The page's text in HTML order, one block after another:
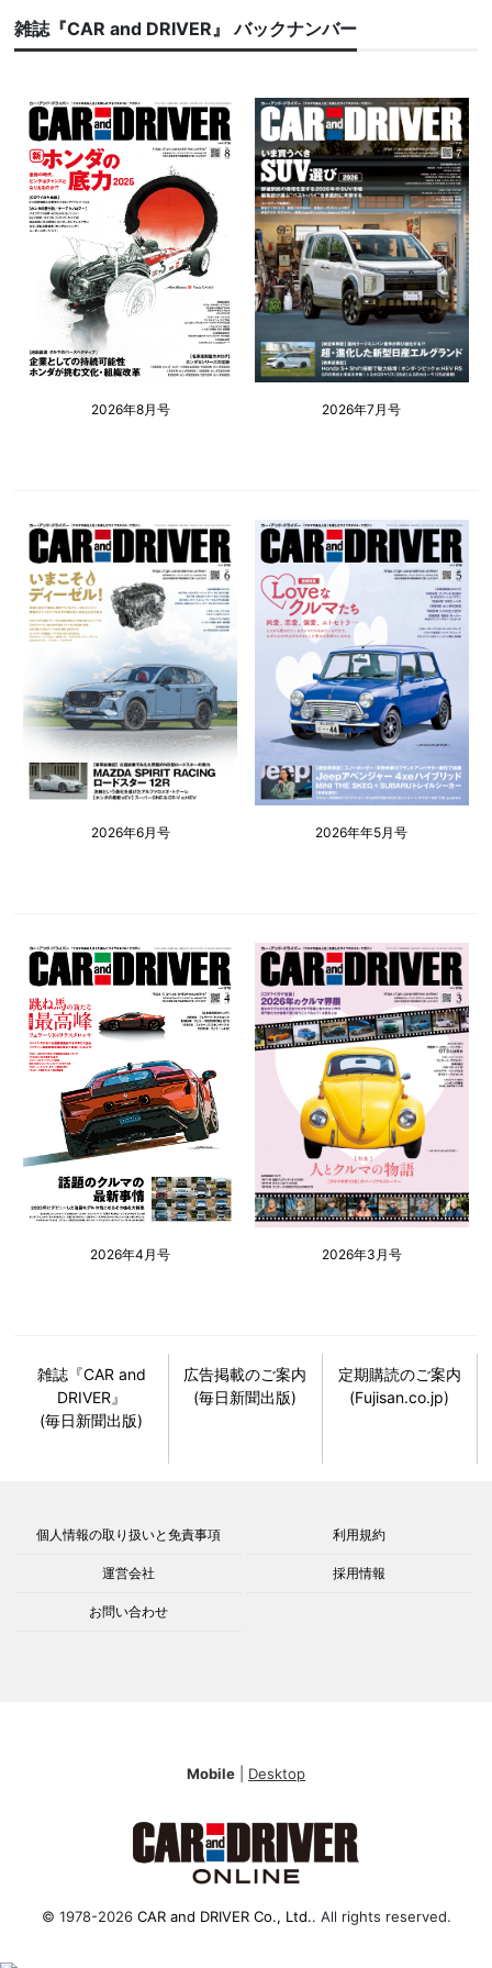
雑誌『CAR and DRIVER』 バックナンバー
2026年8月号 2026年7月号
2026年6月号 2026年年5月号
2026年4月号 2026年3月号
雑誌『CAR and
DRIVER』
(毎日新聞出版)
広告掲載のご案内
(毎日新聞出版)
定期購読のご案内
(Fujisan.co.jp)
個人情報の取り扱いと免責事項 利用規約
運営会社 採用情報
お問い合わせ
Mobile Desktop
© 1978-2026 CAR and DRIVER Co., Ltd.. All rights reserved.